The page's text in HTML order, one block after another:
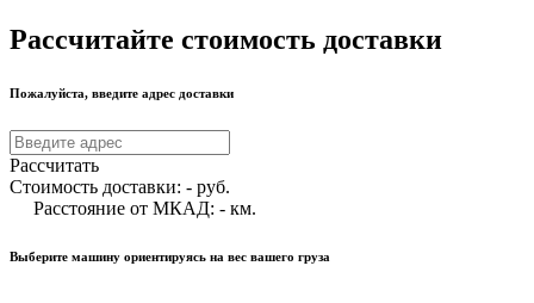
Рассчитайте стоимость доставки
Пожалуйста, введите адрес доставки
Рассчитать
Стоимость доставки: - руб.
Расстояние от МКАД: - км.
Выберите машину ориентируясь на вес вашего груза